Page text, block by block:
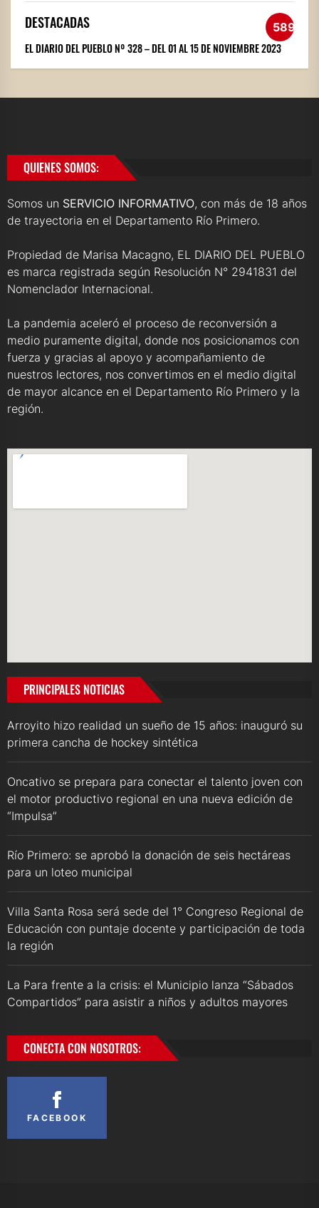
DESTACADAS 589
EL DIARIO DEL PUEBLO Nº 328 – DEL 01 AL 15 DE NOVIEMBRE 2023
QUIENES SOMOS:
Somos un SERVICIO INFORMATIVO, con más de 18 años
de trayectoria en el Departamento Río Primero.
Propiedad de Marisa Macagno, EL DIARIO DEL PUEBLO
es marca registrada según Resolución N° 2941831 del
Nomenclador Internacional.
La pandemia aceleró el proceso de reconversión a
medio puramente digital, donde nos posicionamos con
fuerza y gracias al apoyo y acompañamiento de
nuestros lectores, nos convertimos en el medio digital
de mayor alcance en el Departamento Río Primero y la
región.
PRINCIPALES NOTICIAS
Arroyito hizo realidad un sueño de 15 años: inauguró su
primera cancha de hockey sintética
Oncativo se prepara para conectar el talento joven con
el motor productivo regional en una nueva edición de
“Impulsa”
Río Primero: se aprobó la donación de seis hectáreas
para un loteo municipal
Villa Santa Rosa será sede del 1° Congreso Regional de
Educación con puntaje docente y participación de toda
la región
La Para frente a la crisis: el Municipio lanza “Sábados
Compartidos” para asistir a niños y adultos mayores
CONECTA CON NOSOTROS:
FACEBOOK